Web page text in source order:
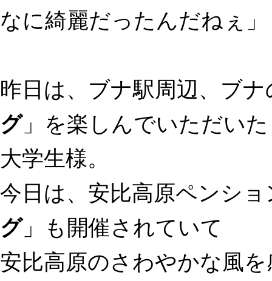
なに綺麗だったんだねぇ」
昨日は、ブナ駅周辺、ブ
グ」を楽しんでいただいた
大学生様。
今日は、安比高原ペンシ
グ」も開催されていて
安比高原のさわやかな風